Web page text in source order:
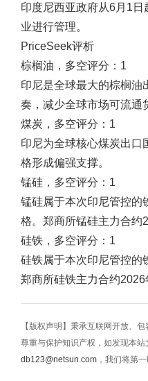
印度尼西亚政府从6月1
业进行管理。
PriceSeek评析
棕榈油，多空评分：1
印尼是全球最大的棕榈油
奏，减少全球市场可流通
煤炭，多空评分：1
印尼为全球核心煤炭出口
格形成偏强支撑。
锰硅，多空评分：1
锰硅属于本次印尼管控的
格。郑商所锰硅主力合约
硅铁，多空评分：1
硅铁属于本次印尼管控的
郑商所硅铁主力合约
【版权声明】秉承互联网开放、
尊重与保护知识产权，如发现本
db123@netsun.com ，我们将第